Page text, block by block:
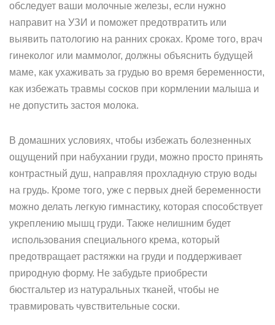
обследует ваши молочные железы, если нужно
направит на УЗИ и поможет предотвратить или
выявить патологию на ранних сроках. Кроме того, врач
гинеколог или маммолог, должны объяснить будущей
маме, как ухаживать за грудью во время беременности,
как избежать травмы сосков при кормлении малыша и
не допустить застоя молока.
В домашних условиях, чтобы избежать болезненных
ощущений при набухании груди, можно просто принять
контрастный душ, направляя прохладную струю воды
на грудь. Кроме того, уже с первых дней беременности
можно делать легкую гимнастику, которая способствует
укреплению мышц груди. Также нелишним будет
использования специального крема, который
предотвращает растяжки на груди и поддерживает
природную форму. Не забудьте приобрести
бюстгальтер из натуральных тканей, чтобы не
травмировать чувствительные соски.